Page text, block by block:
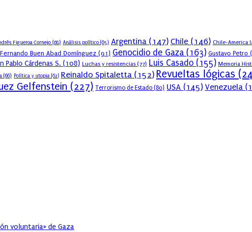
Figueroa Cornejo (68) Análisis político (65) Argentina (147) Chile (146) Chile-America
Fernando Buen Abad Domínguez (91) Genocidio de Gaza (163) Gustavo Petro
Pablo Cárdenas S. (108) Luchas y resistencias (77) Luis Casado (155) Memoria
(66) Política y utopia (62) Reinaldo Spitaletta (152) Revueltas lógicas
Gelfenstein (227) Terrorismo de Estado (80) USA (145) Venezuela
voluntaria» de Gaza